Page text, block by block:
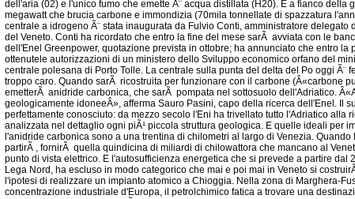
dell'aria (02) e l'unico fumo che emette Ã¨ acqua distillata (H20). E a fianco della
megawatt che brucia carbone e immondizia (70mila tonnellate di spazzatura
centrale a idrogeno Ã¨ stata inaugurata da Fulvio Conti, amministratore delegato
del Veneto. Conti ha ricordato che entro la fine del mese sarÃ avviata con le
dell'Enel Greenpower, quotazione prevista in ottobre; ha annunciato che entro la
ottenutele autorizzazioni di un ministero dello Sviluppo economico orfano del
centrale polesana di Porto Tolle. La centrale sulla punta del delta del Po oggi Ã¨
troppo caro. Quando sarÃ ricostruita per funzionare con il carbone (Â«carbone
emetterÃ anidride carbonica, che sarÃ pompata nel sottosuolo dell'Adriatico.
geologicamente idoneeÂ», afferma Sauro Pasini, capo della ricerca dell'Enel. Il
perfettamente conosciuto: da mezzo secolo l'Eni ha trivellato tutto l'Adriatico alla
analizzata nel dettaglio ogni piÃ¹ piccola struttura geologica. E quelle ideali per
l'anidride carbonica sono a una trentina di chilometri al largo di Venezia. Quando
partirÃ , fornirÃ quella quindicina di miliardi di chilowattora che mancano al
punto di vista elettrico. E l'autosufficienza energetica che si prevede a partire dal
Lega Nord, ha escluso in modo categorico che mai e poi mai in Veneto si
l'ipotesi di realizzare un impianto atomico a Chioggia. Nella zona di Marghera-
concentrazione industriale d'Europa, il petrolchimico fatica a trovare una